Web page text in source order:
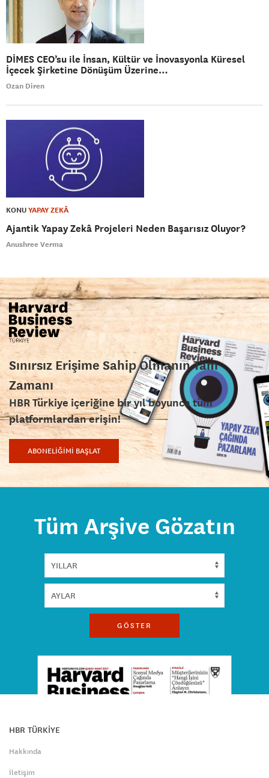
DİMES CEO’su ile İnsan, Kültür ve İnovasyonla Küresel
İçecek Şirketine Dönüşüm Üzerine…
Ozan Diren
KONUYAPAY ZEKÂ
Ajantik Yapay Zekâ Projeleri Neden Başarısız Oluyor?
Anushree Verma
Sınırsız Erişime Sahip Olmanın Tam
Zamanı
HBR Türkiye içeriğine bir yıl boyunca tüm
platformlardan erişin!
ABONELİĞİMİ BAŞLAT
Tüm Arşive Gözatın
GÖSTER
HBR TÜRKİYE
Hakkında
İletişim